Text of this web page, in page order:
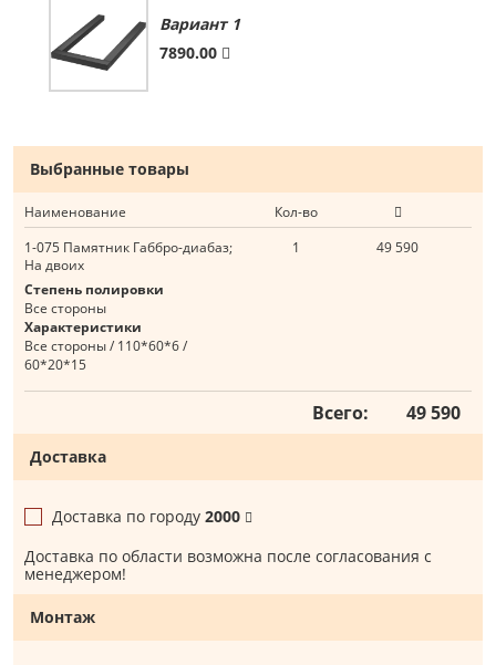
Вариант 1
7890.00
Выбранные товары
Наименование
Кол-во
1-075 Памятник Габбро-диабаз;
На двоих
1 49 590
Степень полировки
Все стороны
Характеристики
Все стороны / 110*60*6 /
60*20*15
Всего: 49 590
Доставка
Доставка по городу 2000
Доставка по области возможна после согласования с
менеджером!
Монтаж